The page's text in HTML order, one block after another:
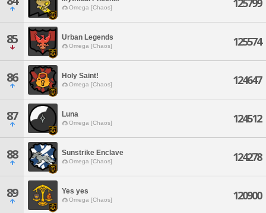
Omega [Chaos] 125799
85 Urban Legends
Omega [Chaos] 125574
86 Holy Saint!
Omega [Chaos] 124647
87 Luna
Omega [Chaos] 124512
88 Sunstrike Enclave
Omega [Chaos] 124278
89 Yes yes
Omega [Chaos] 120900